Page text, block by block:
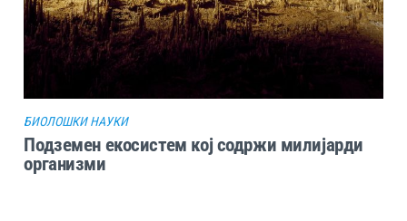
БИОЛОШКИ НАУКИ
Подземен екосистем кој содржи милијарди
организми